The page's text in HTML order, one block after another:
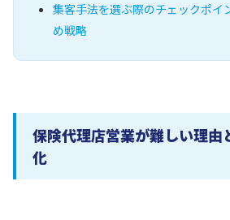
集客手法を選ぶ際のチェックポイ
め戦略
保険代理店営業が難しい理由
化